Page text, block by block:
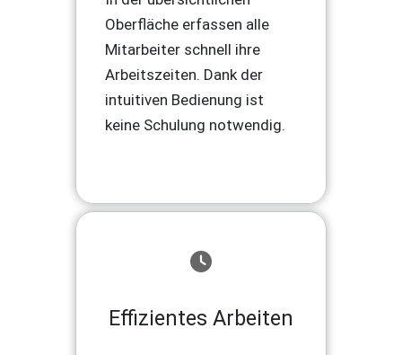
Oberfläche erfassen alle
Mitarbeiter schnell ihre
Arbeitszeiten. Dank der
intuitiven Bedienung ist
keine Schulung notwendig.
Effizientes Arbeiten